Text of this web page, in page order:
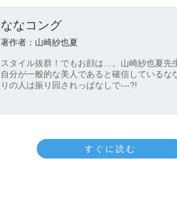
ななコング
著作者：山崎紗也夏
スタイル抜群！でもお顔は…。山崎紗也夏先
自分が一般的な美人であると確信しているな
りの人は振り回されっぱなしで---?!
すぐに読む